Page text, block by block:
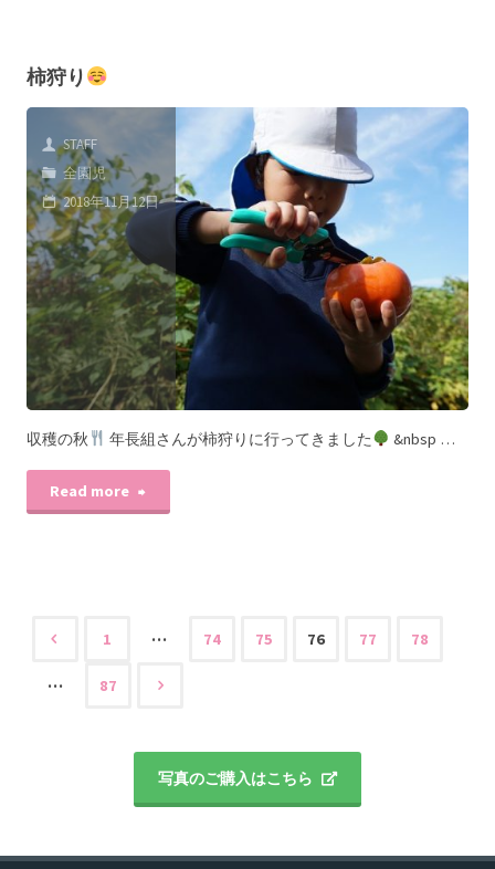
柿狩り
STAFF
全園児
2018年11月12日
収穫の秋 年長組さんが柿狩りに行ってきました &nbsp …
Read more
1 … 74 75 76 77 78
… 87
写真のご購入はこちら